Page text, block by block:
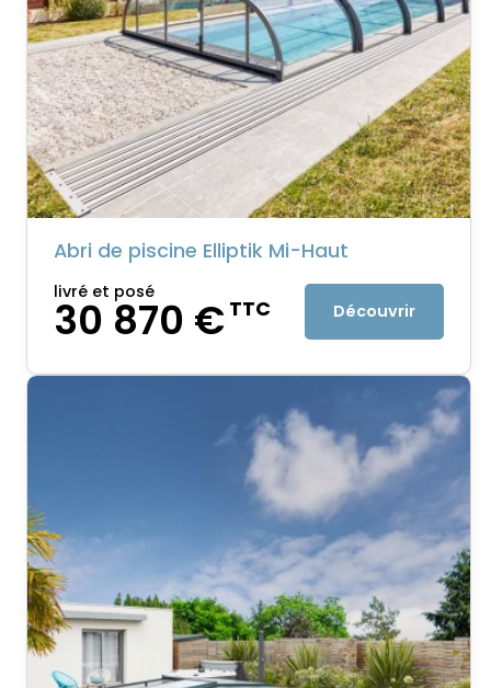
Abri de piscine Elliptik Mi-Haut
livré et posé
30 870 €TTC Découvrir